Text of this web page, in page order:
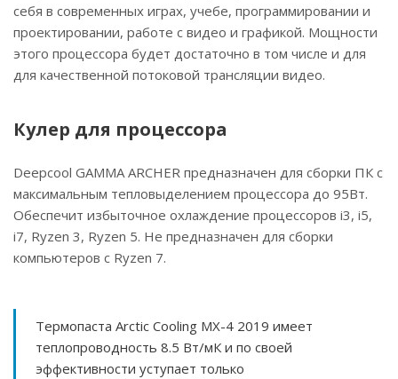
себя в современных играх, учебе, программировании и
проектировании, работе с видео и графикой. Мощности
этого процессора будет достаточно в том числе и для
для качественной потоковой трансляции видео.
Кулер для процессора
Deepcool GAMMA ARCHER предназначен для сборки ПК с
максимальным тепловыделением процессора до 95Вт.
Обеспечит избыточное охлаждение процессоров i3, i5,
i7, Ryzen 3, Ryzen 5. Не предназначен для сборки
компьютеров с Ryzen 7.
Термопаста Arctic Cooling MX-4 2019 имеет
теплопроводность 8.5 Вт/мК и по своей
эффективности уступает только